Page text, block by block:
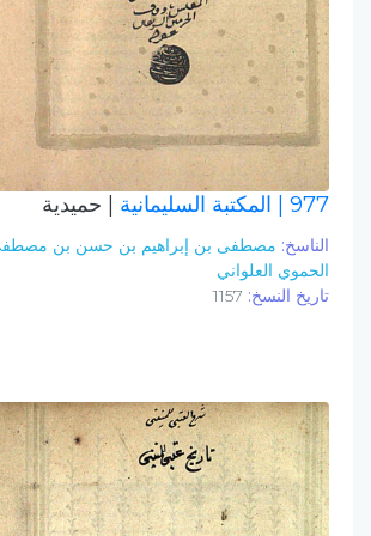
977 | المكتبة السليمانية | حميدية
الناسخ: مصطفى بن إبراهيم بن حسن بن
الحموي العلواني
تاريخ النسخ: